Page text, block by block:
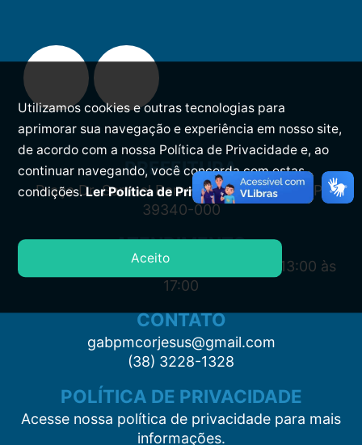
PREFEITURA
Praça Dr. Samuel Barreto, s/n, Centro CEP:
39340-000
ATENDIMENTO
Segunda à Sexta: 7:00 às 11:00 e das 13:00 às
17:00
CONTATO
gabpmcorjesus@gmail.com
(38) 3228-1328
POLÍTICA DE PRIVACIDADE
Acesse nossa política de privacidade para mais
informações.
Utilizamos cookies e outras tecnologias para
aprimorar sua navegação e experiência em nosso site,
de acordo com a nossa Política de Privacidade e, ao
continuar navegando, você concorda com estas
condições.Ler Política de Privacidade.
Aceito